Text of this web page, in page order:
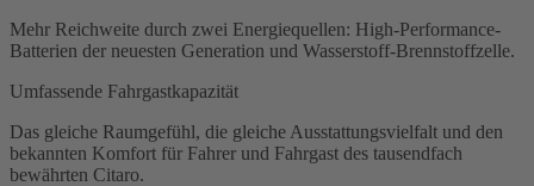
Mehr Reichweite durch zwei Energiequellen: High-Performance-
Batterien der neuesten Generation und Wasserstoff-Brennstoffzelle.
Umfassende Fahrgastkapazität
Das gleiche Raumgefühl, die gleiche Ausstattungsvielfalt und den
bekannten Komfort für Fahrer und Fahrgast des tausendfach
bewährten Citaro.